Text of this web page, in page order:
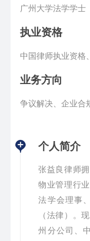
广州大学法学学士
执业资格
中国律师执业资格
业务方向
争议解决、企业合
个人简介
张益良律师
物业管理行
法学会理事
（法律）。
州分公司、